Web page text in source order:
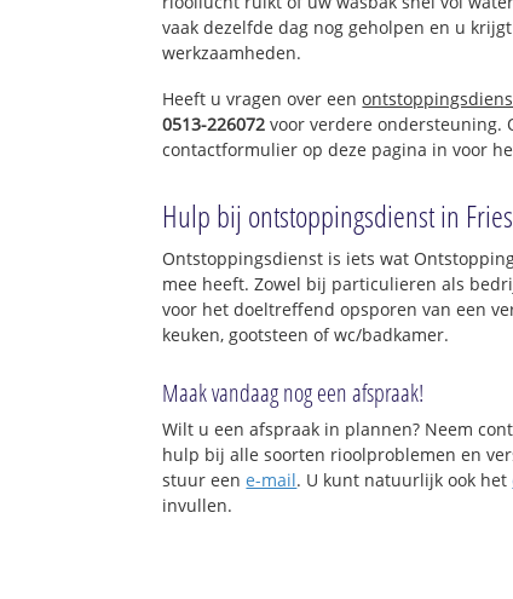
vaak dezelfde dag nog geholpen en u
werkzaamheden.
Heeft u vragen over een
0513-226072 voor verdere ondersteuning.
contactformulier op deze pagina in voor
Hulp bij ontstoppingsdienst in
Ontstoppingsdienst is iets wat
mee heeft. Zowel bij particulieren als
voor het doeltreffend opsporen van een
keuken, gootsteen of wc/badkamer.
Maak vandaag nog een afspraak!
Wilt u een afspraak in plannen? Neem
hulp bij alle soorten rioolproblemen en
stuur eene-mail. U kunt natuurlijk ook het
invullen.